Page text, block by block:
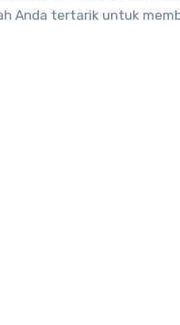
Anda tertarik untuk